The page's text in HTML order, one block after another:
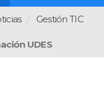
Gestión TIC
UDES